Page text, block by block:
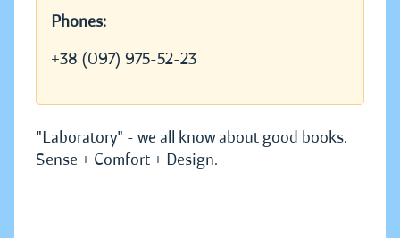
Phones:
+38 (097) 975-52-23
"Laboratory" - we all know about good books.
Sense + Comfort + Design.